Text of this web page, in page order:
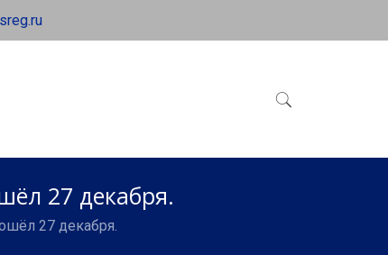
27 декабря.
27 декабря.